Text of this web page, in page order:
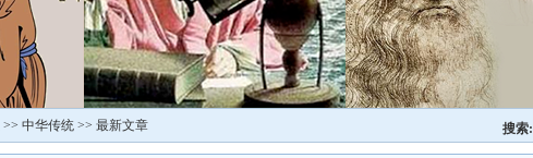
搜索:
>> 中华传统 >> 最新文章